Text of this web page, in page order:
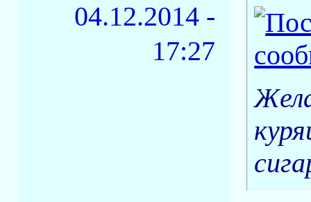
04.12.2014 -
17:27